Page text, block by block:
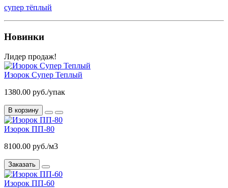
супер тёплый
Новинки
Лидер продаж!
Изорок Супер Теплый
1380.00 руб./упак
В корзину
Изорок ПП-80
8100.00 руб./м3
Заказать
Изорок ПП-60